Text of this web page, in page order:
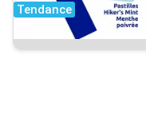
Tendance